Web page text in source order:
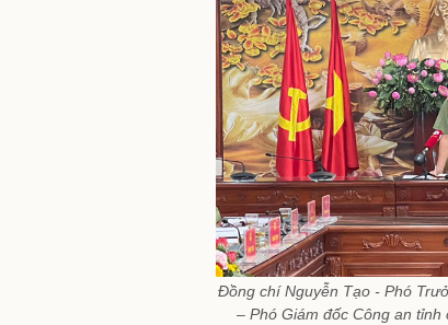
Đồng chí Nguyễn Tạo - Phó
– Phó Giám đốc Công an